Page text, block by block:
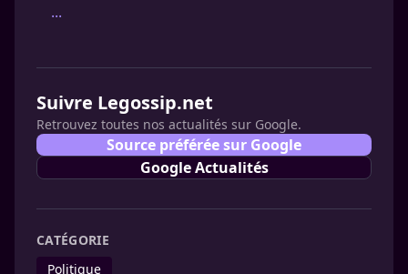
...
Suivre Legossip.net
Retrouvez toutes nos actualités sur Google.
Source préférée sur Google
Google Actualités
CATÉGORIE
Politique